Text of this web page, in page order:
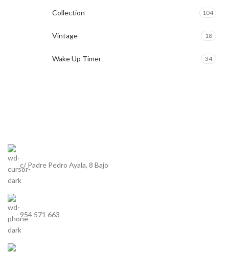
Collection 104
Vintage 18
Wake Up Timer 34
c/ Padre Pedro Ayala, 8 Bajo
954 571 663